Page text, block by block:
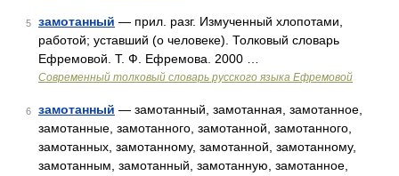
5 замотанный — прил. разг. Измученный хлопотами,
работой; уставший (о человеке). Толковый словарь
Ефремовой. Т. Ф. Ефремова. 2000 …
Современный толковый словарь русского языка Ефремовой
6 замотанный — замотанный, замотанная, замотанное,
замотанные, замотанного, замотанной, замотанного,
замотанных, замотанному, замотанной, замотанному,
замотанным, замотанный, замотанную, замотанное,